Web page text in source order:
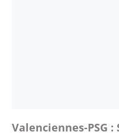
Valenciennes-PSG